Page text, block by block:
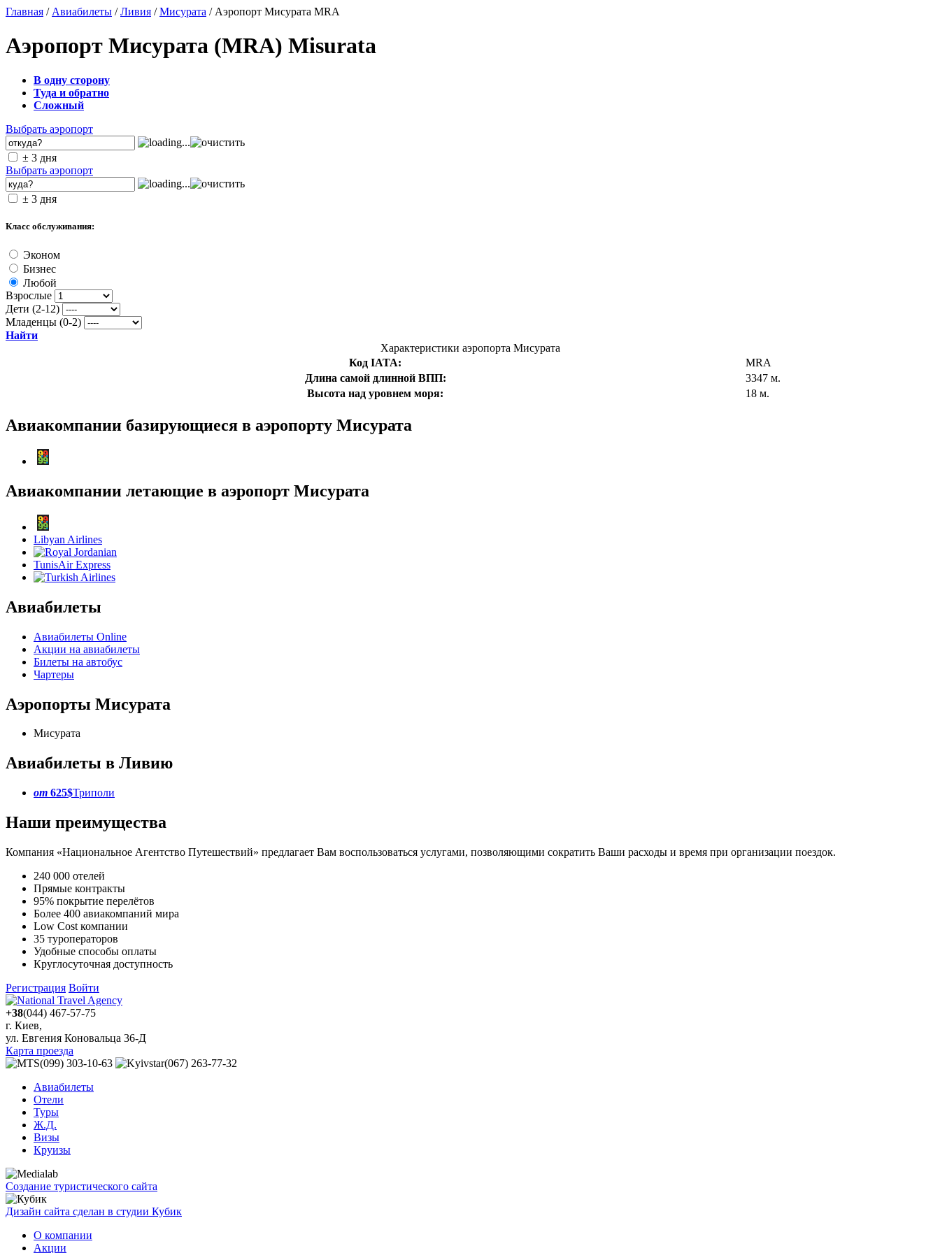
Главная / Авиабилеты /Ливия /Мисурата / Аэропорт Мисурата MRA
Аэропорт Мисурата (MRA) Misurata
В одну сторону
Туда и обратно
Сложный
Выбрать аэропорт
± 3 дня
Выбрать аэропорт
± 3 дня
Класс обслуживания:
Эконом
Бизнес
Любой
Взрослые
Дети (2-12)
Младенцы (0-2)
Найти
Характеристики аэропорта Мисурата
Код IATA:
MRA
Длина самой длинной ВПП:
3347 м.
Высота над уровнем моря:
18 м.
Авиакомпании базирующиеся в аэропорту Мисурата
Авиакомпании летающие в аэропорт Мисурата
Libyan Airlines
TunisAir Express
Авиабилеты
Авиабилеты Online
Акции на авиабилеты
Билеты на автобус
Чартеры
Аэропорты Мисурата
Мисурата
Авиабилеты в Ливию
от 625$Триполи
Наши преимущества
Компания «Национальное Агентство Путешествий» предлагает Вам воспользоваться услугами, позволяющими сократить Ваши расходы и время при организации поездок.
240 000 отелей
Прямые контракты
95% покрытие перелётов
Более 400 авиакомпаний мира
Low Cost компании
35 туроператоров
Удобные способы оплаты
Круглосуточная доступность
Регистрация Войти
+38(044) 467-57-75
г. Киев,
ул. Евгения Коновальца 36-Д
Карта проезда
(099) 303-10-63
(067) 263-77-32
Авиабилеты
Отели
Туры
Ж.Д.
Визы
Круизы
Создание туристического сайта
Дизайн сайта сделан в студии Кубик
О компании
Акции